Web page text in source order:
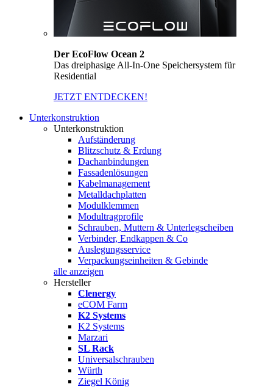
Der EcoFlow Ocean 2
Das dreiphasige All-In-One Speichersystem für
Residential
JETZT ENTDECKEN!
Unterkonstruktion
Unterkonstruktion
Aufständerung
Blitzschutz & Erdung
Dachanbindungen
Fassadenlösungen
Kabelmanagement
Metalldachplatten
Modulklemmen
Modultragprofile
Schrauben, Muttern & Unterlegscheiben
Verbinder, Endkappen & Co
Auslegungsservice
Verpackungseinheiten & Gebinde
alle anzeigen
Hersteller
Clenergy
eCOM Farm
K2 Systems
K2 Systems
Marzari
SL Rack
Universalschrauben
Würth
Ziegel König